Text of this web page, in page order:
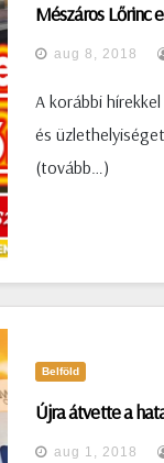
Mészáros
Citadellán, az ott
elbontását ők
Mészáros Lőrinc
aug 8, 2018
A korábbi
és
(tovább…)
Belföld
Újra átvette a
aug 1, 2018